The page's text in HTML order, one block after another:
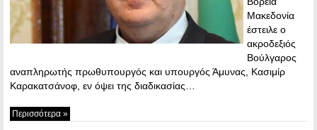
Μακεδονία
έστειλε ο
ακροδεξιός
Βούλγαρος
αναπληρωτής πρωθυπουργός και υπουργός Άμυνας, Κασιμίρ
Καρακατσάνοφ, εν όψει της διαδικασίας…
Περισσότερα »